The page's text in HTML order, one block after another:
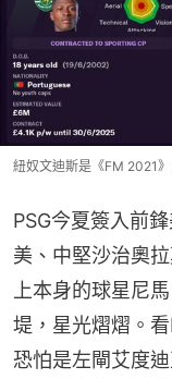
紐奴文迪斯是《FM 2021》
PSG今夏簽入前
美、中堅沙治奧
上本身的球星尼
堤，星光熠熠。
恐怕是左閘艾度